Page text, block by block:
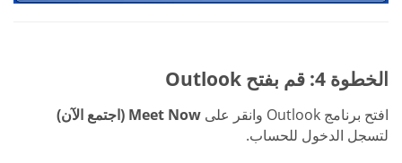
الخطوة 4: قم بفتح Outlook
افتح برنامج Outlook وانقر على
Meet Now (اجتمع الآن)
لتسجل الدخول للحساب.